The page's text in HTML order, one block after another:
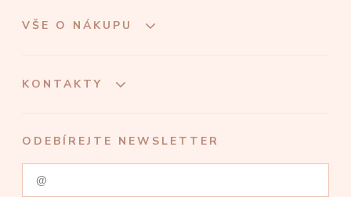
VŠE O NÁKUPU
KONTAKTY
ODEBÍREJTE NEWSLETTER